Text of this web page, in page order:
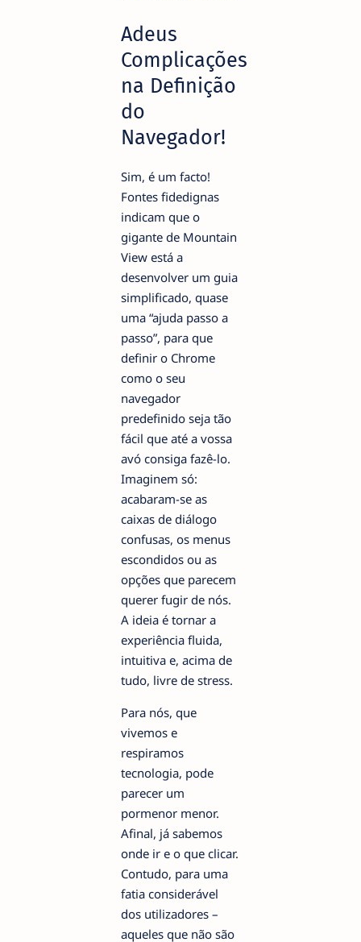
Adeus
Complicações
na Definição
do
Navegador!
Sim, é um facto!
Fontes fidedignas
indicam que o
gigante de Mountain
View está a
desenvolver um guia
simplificado, quase
uma “ajuda passo a
passo”, para que
definir o Chrome
como o seu
navegador
predefinido seja tão
fácil que até a vossa
avó consiga fazê-lo.
Imaginem só:
acabaram-se as
caixas de diálogo
confusas, os menus
escondidos ou as
opções que parecem
querer fugir de nós.
A ideia é tornar a
experiência fluida,
intuitiva e, acima de
tudo, livre de stress.
Para nós, que
vivemos e
respiramos
tecnologia, pode
parecer um
pormenor menor.
Afinal, já sabemos
onde ir e o que clicar.
Contudo, para uma
fatia considerável
dos utilizadores –
aqueles que não são